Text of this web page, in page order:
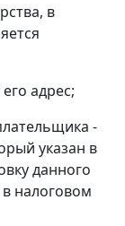
в
адрес;
-
указан в
данного
налоговом